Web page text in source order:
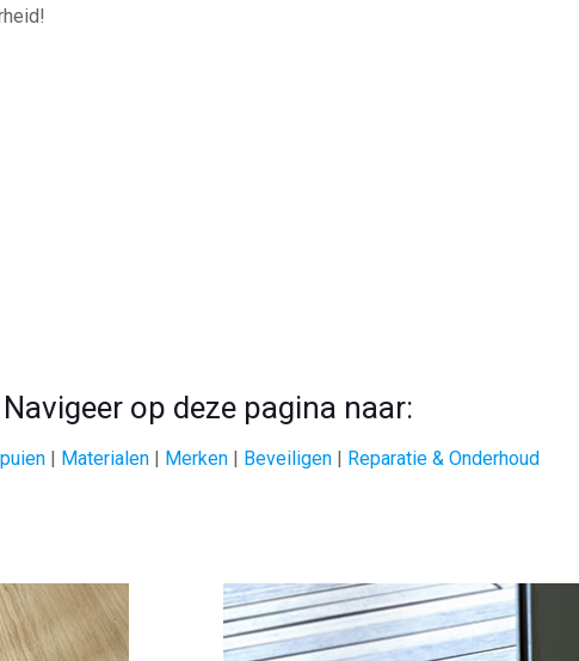
Navigeer op deze pagina naar:
| Materialen| Merken| Beveiligen| Reparatie & Onderhoud